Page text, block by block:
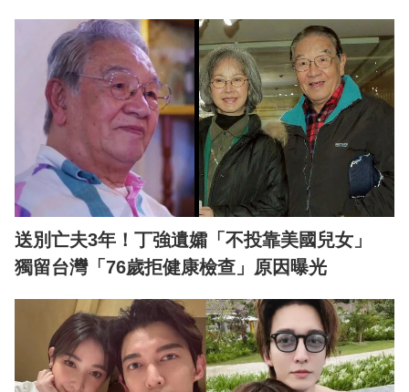
送別亡夫3年！丁強遺孀「不投靠美國兒女」
獨留台灣「76歲拒健康檢查」原因曝光